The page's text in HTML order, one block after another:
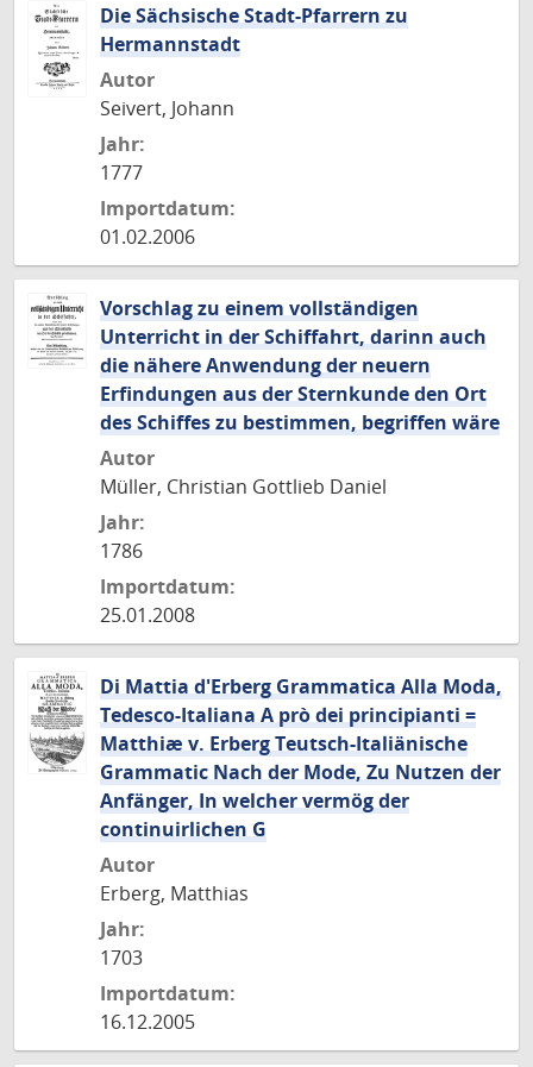
Die Sächsische Stadt-Pfarrern zu
Hermannstadt
Autor
Seivert, Johann
Jahr:
1777
Importdatum:
01.02.2006
Vorschlag zu einem vollständigen
Unterricht in der Schiffahrt, darinn auch
die nähere Anwendung der neuern
Erfindungen aus der Sternkunde den Ort
des Schiffes zu bestimmen, begriffen wäre
Autor
Müller, Christian Gottlieb Daniel
Jahr:
1786
Importdatum:
25.01.2008
Di Mattia d'Erberg Grammatica Alla Moda,
Tedesco-Italiana A prò dei principianti =
Matthiæ v. Erberg Teutsch-Italiänische
Grammatic Nach der Mode, Zu Nutzen der
Anfänger, In welcher vermög der
continuirlichen G
Autor
Erberg, Matthias
Jahr:
1703
Importdatum:
16.12.2005